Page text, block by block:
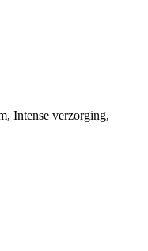
Intense verzorging,